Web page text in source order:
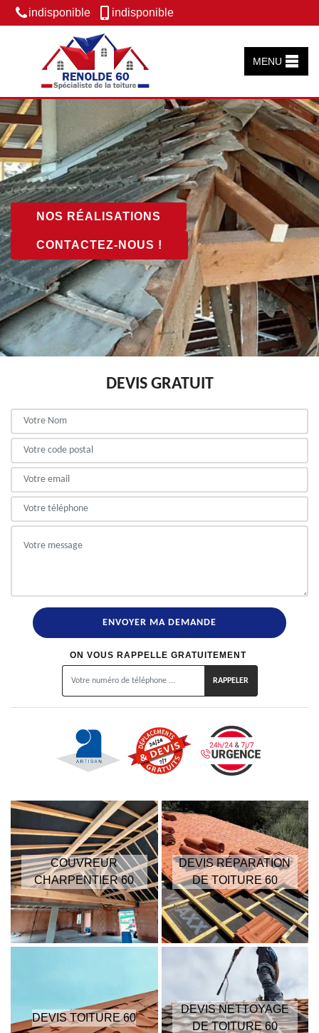
indisponible indisponible
MENU
NOS RÉALISATIONS
CONTACTEZ-NOUS !
DEVIS GRATUIT
ON VOUS RAPPELLE GRATUITEMENT
COUVREUR
CHARPENTIER 60
DEVIS RÉPARATION
DE TOITURE 60
DEVIS TOITURE 60
DEVIS NETTOYAGE
DE TOITURE 60